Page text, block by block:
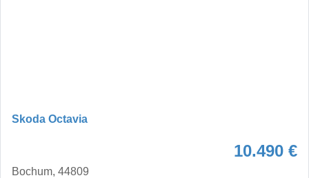
Skoda Octavia
10.490 €
Bochum, 44809